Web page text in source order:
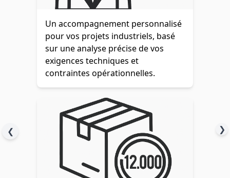
❮ ❯
Un accompagnement personnalisé
pour vos projets industriels, basé
sur une analyse précise de vos
exigences techniques et
contraintes opérationnelles.